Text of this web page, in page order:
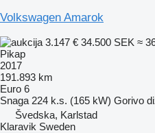
Volkswagen Amarok
3.147 € 34.500 SEK ≈
Pikap
2017
191.893 km
Euro 6
Snaga 224 k.s. (165 kW) Gorivo
Švedska, Karlstad
Klaravik Sweden